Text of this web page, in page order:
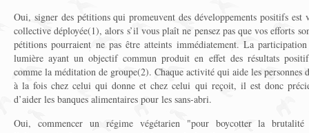
Oui, signer des pétitions qui promeuvent des développements positifs est
collective déployée(1), alors s’il vous plaît ne pensez pas que vos efforts
pétitions pourraient ne pas être atteints immédiatement. La
lumière ayant un objectif commun produit en effet des résultats
comme la méditation de groupe(2). Chaque activité qui aide les personnes
à la fois chez celui qui donne et chez celui qui reçoit, il est donc
d’aider les banques alimentaires pour les sans-abri.
Oui, commencer un régime végétarien "pour boycotter la